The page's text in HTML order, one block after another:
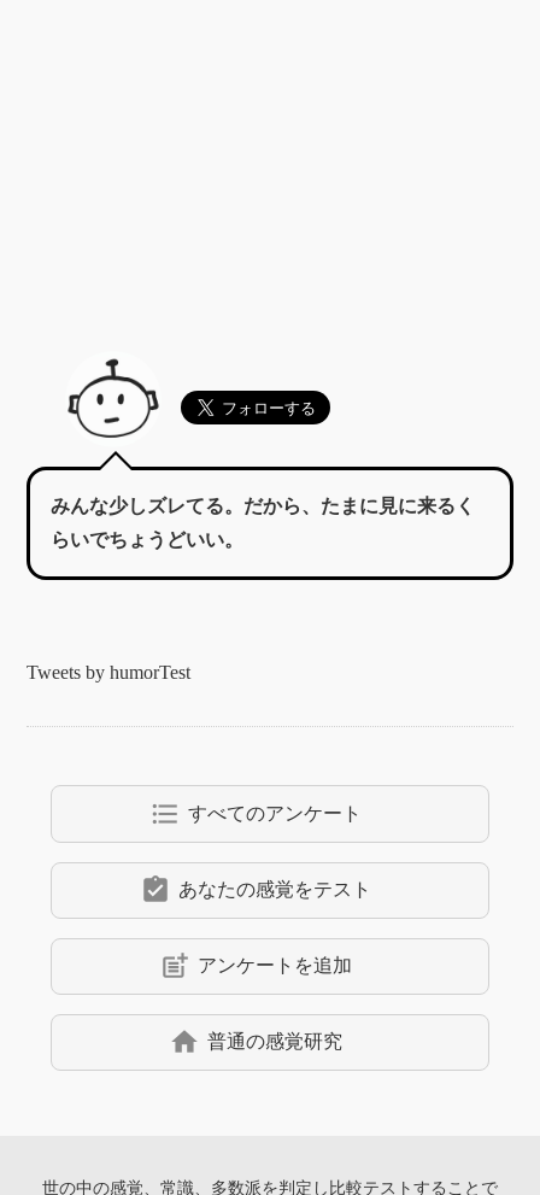
みんな少しズレてる。だから、たまに見に来るく
らいでちょうどいい。
Tweets by humorTest
format_list_bulleted すべてのアンケート
assignment_turned_in あなたの感覚をテスト
post_add アンケートを追加
home 普通の感覚研究
世の中の感覚、常識、多数派を判定し 比較テストすることで